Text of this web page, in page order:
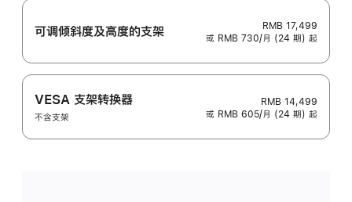
可调倾斜度及高‍度的支‍架
RMB 17,499
或 RMB 730/月 (24 期) 起
VESA 支架转换器
不含支架
RMB 14,499
或 RMB 605/月 (24 期) 起